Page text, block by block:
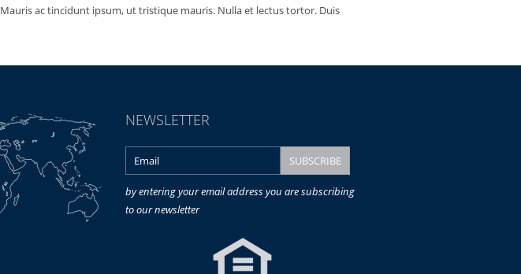
ac tincidunt ipsum, ut tristique mauris. Nulla et lectus tortor. Duis
NEWSLETTER
by entering your email address you are subscribing
to our newsletter